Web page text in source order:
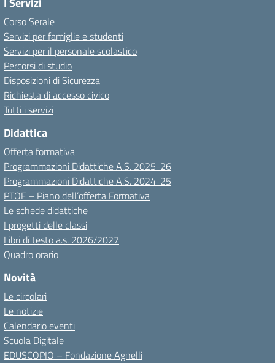
Corso Serale
Servizi per famiglie e studenti
Servizi per il personale scolastico
Percorsi di studio
Disposizioni di Sicurezza
Richiesta di accesso civico
Tutti i servizi
Didattica
Offerta formativa
Programmazioni Didattiche A.S. 2025-26
Programmazioni Didattiche A.S. 2024-25
PTOF – Piano dell’offerta Formativa
Le schede didattiche
I progetti delle classi
Libri di testo a.s. 2026/2027
Quadro orario
Novità
Le circolari
Le notizie
Calendario eventi
Scuola Digitale
EDUSCOPIO – Fondazione Agnelli